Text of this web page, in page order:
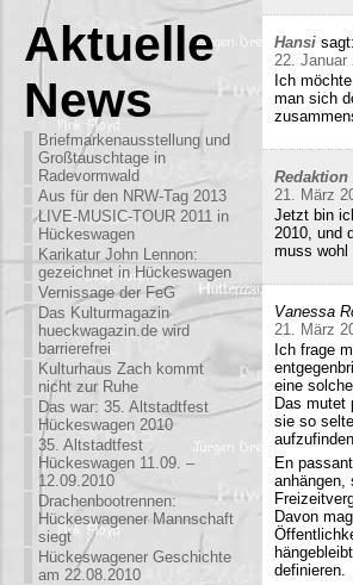
Aktuelle
News
Briefmarkenausstellung und
Großtauschtage in
Radevormwald
Aus für den NRW-Tag 2013
LIVE-MUSIC-TOUR 2011 in
Hückeswagen
Karikatur John Lennon:
gezeichnet in Hückeswagen
Vernissage der FeG
Das Kulturmagazin
hueckwagazin.de wird
barrierefrei
Kulturhaus Zach kommt
nicht zur Ruhe
Das war: 35. Altstadtfest
Hückeswagen 2010
35. Altstadtfest
Hückeswagen 11.09. –
12.09.2010
Drachenbootrennen:
Hückeswagener Mannschaft
siegt
Hückeswagener Geschichte
am 22.08.2010
Hansi sagt:
22. Januar
Ich
man sich
Redaktion
21. März
Jetzt bin
2010, und
muss wohl
Vanessa
21. März
Ich frage
eine
Das mutet
sie so
En
anhängen,
Davon
definieren.